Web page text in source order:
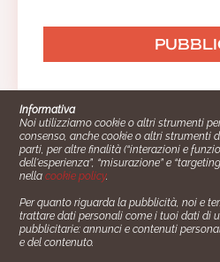
Cucinare.it è un marchio
copyright 2014 - 2024
Informativa
Noi utilizziamo cookie o altri strumenti
consenso, anche cookie o altri strumenti
parti, per altre finalità (“interazioni e
dell'esperienza”, “misurazione” e
nellacookie policy.
Per quanto riguarda la pubblicità, noi e
trattare dati personali come i tuoi dati di
pubblicitarie: annunci e contenuti
e del contenuto.